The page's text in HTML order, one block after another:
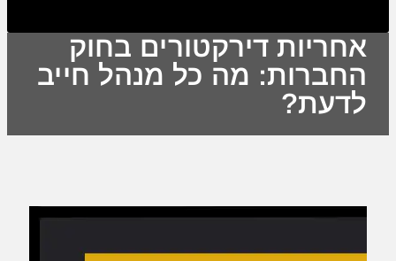
אחריות דירקטורים בחוק
החברות: מה כל מנהל חייב
לדעת?